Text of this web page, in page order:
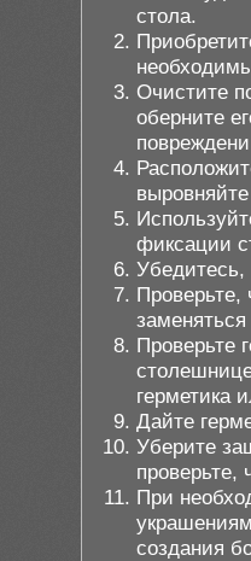
стола.
Очистите
оберните
фиксации
Убедитесь,
Проверьте,
заменяться
Проверьте
герметика
Дайте
Уберите
проверьте,
При
создания